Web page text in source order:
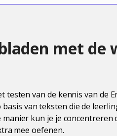
met de
testen van de kennis van de
van teksten die de
kun je je concentreren
mee oefenen.